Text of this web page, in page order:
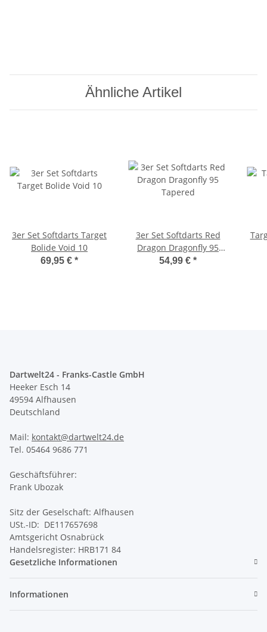
Ähnliche Artikel
3er Set Softdarts Target
Bolide Void 10
69,95 € *
3er Set Softdarts Red
Dragon Dragonfly 95
Tapered
54,99 € *
Dartwelt24 - Franks-Castle GmbH
Heeker Esch 14
49594 Alfhausen
Deutschland
Mail: kontakt@dartwelt24.de
Tel. 05464 9686 771
Geschäftsführer:
Frank Ubozak
Sitz der Geselschaft: Alfhausen
USt.-ID: DE117657698
Amtsgericht Osnabrück
Handelsregister: HRB171 84
Gesetzliche Informationen
Informationen